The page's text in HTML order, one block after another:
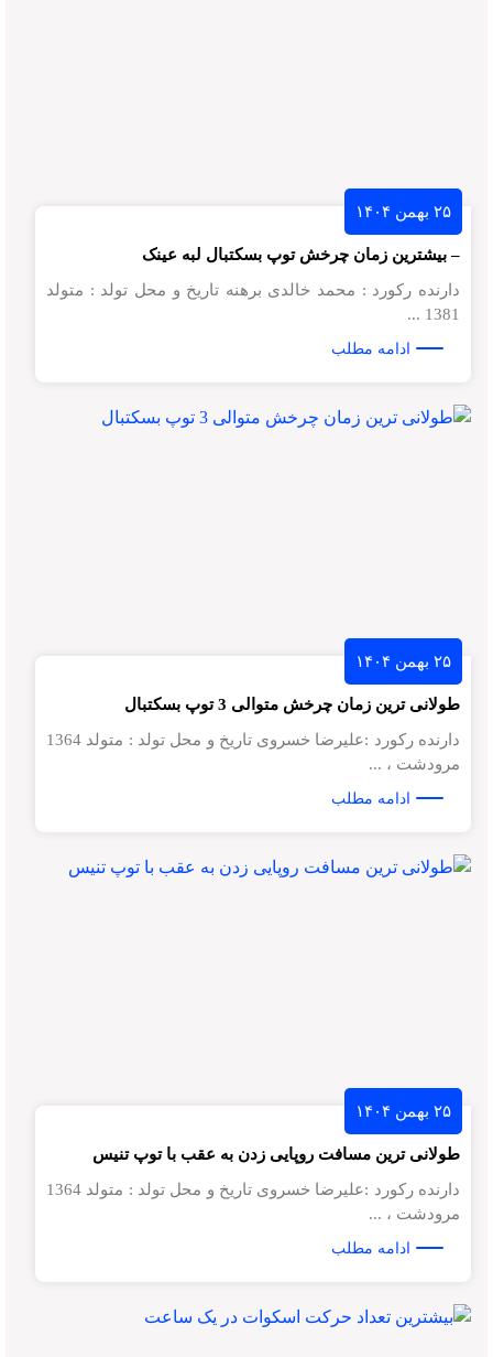
۲۵ بهمن ۱۴۰۴
– بیشترین زمان چرخش توپ بسکتبال لبه عینک
دارنده رکورد : محمد خالدی برهنه تاریخ و محل تولد : متولد
1381 ...
ادامه مطلب
۲۵ بهمن ۱۴۰۴
طولانی ترین زمان چرخش متوالی 3 توپ بسکتبال
دارنده رکورد :علیرضا خسروی تاریخ و محل تولد : متولد 1364
مرودشت ، ...
ادامه مطلب
۲۵ بهمن ۱۴۰۴
طولانی ترین مسافت روپایی زدن به عقب با توپ تنیس
دارنده رکورد :علیرضا خسروی تاریخ و محل تولد : متولد 1364
مرودشت ، ...
ادامه مطلب